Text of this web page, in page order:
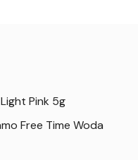
Pink 5g
Free Time Woda